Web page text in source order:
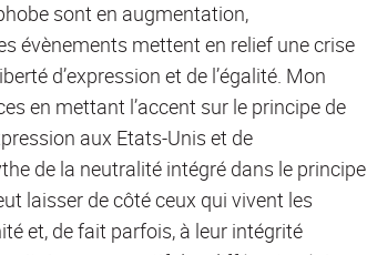
sont en augmentation,
évènements mettent en relief une crise
d’expression et de l’égalité. Mon
en mettant l’accent sur le principe de
aux Etats-Unis et de
de la neutralité intégré dans le principe
laisser de côté ceux qui vivent les
et, de fait parfois, à leur intégrité